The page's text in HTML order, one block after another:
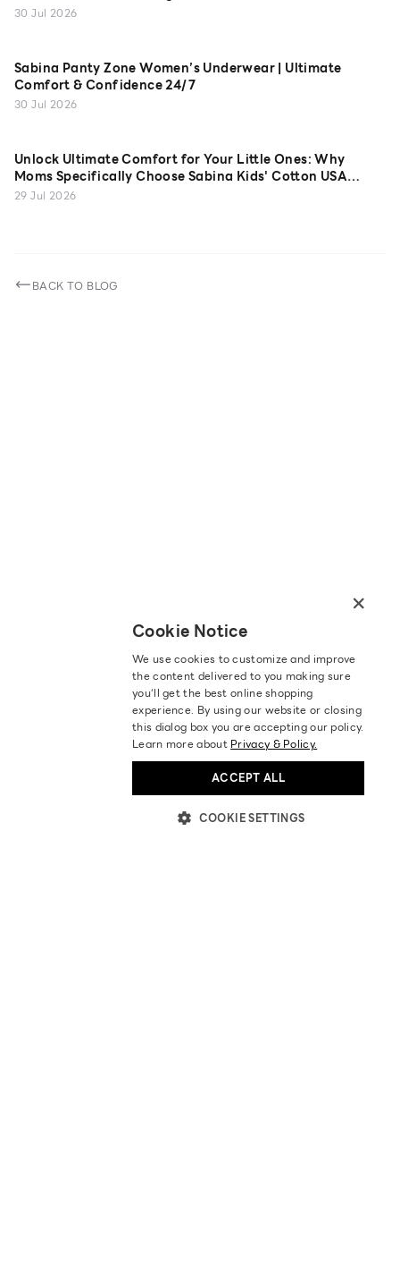
30 Jul 2026
Sabina Panty Zone Women’s Underwear | Ultimate
Comfort & Confidence 24/7
30 Jul 2026
Unlock Ultimate Comfort for Your Little Ones: Why
Moms Specifically Choose Sabina Kids' Cotton USA
Camisoles
29 Jul 2026
BACK TO BLOG
×
Cookie Notice
We use cookies to customize and improve
the content delivered to you making sure
you‘ll get the best online shopping
experience. By using our website or closing
this dialog box you are accepting our policy.
Learn more about Privacy & Policy.
ACCEPT ALL
COOKIE SETTINGS